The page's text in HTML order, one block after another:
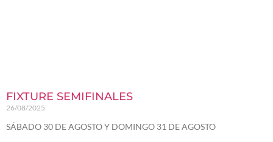
FIXTURE SEMIFINALES
26/08/2025
SÁBADO 30 DE AGOSTO Y DOMINGO 31 DE AGOSTO